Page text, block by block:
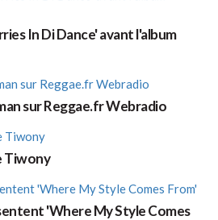
In Di Dance' avant l'album
sur Reggae.fr Webradio
Tiwony
'Where My Style Comes